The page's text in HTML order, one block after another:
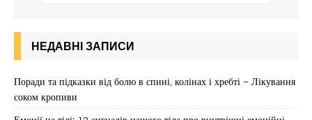
НЕДАВНІ ЗАПИСИ
Поради та підказки від болю в спині, колінах і хребті – Лікування
соком кропиви